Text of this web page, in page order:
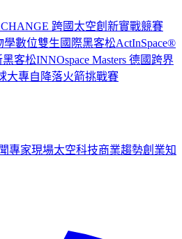
跨國太空創新實戰競賽
學數位雙生國際黑客松ActInSpace®
黑客松INNOspace Masters 德國跨界
大專自降落火箭挑戰賽
專家現場太空科技商業趨勢創業知